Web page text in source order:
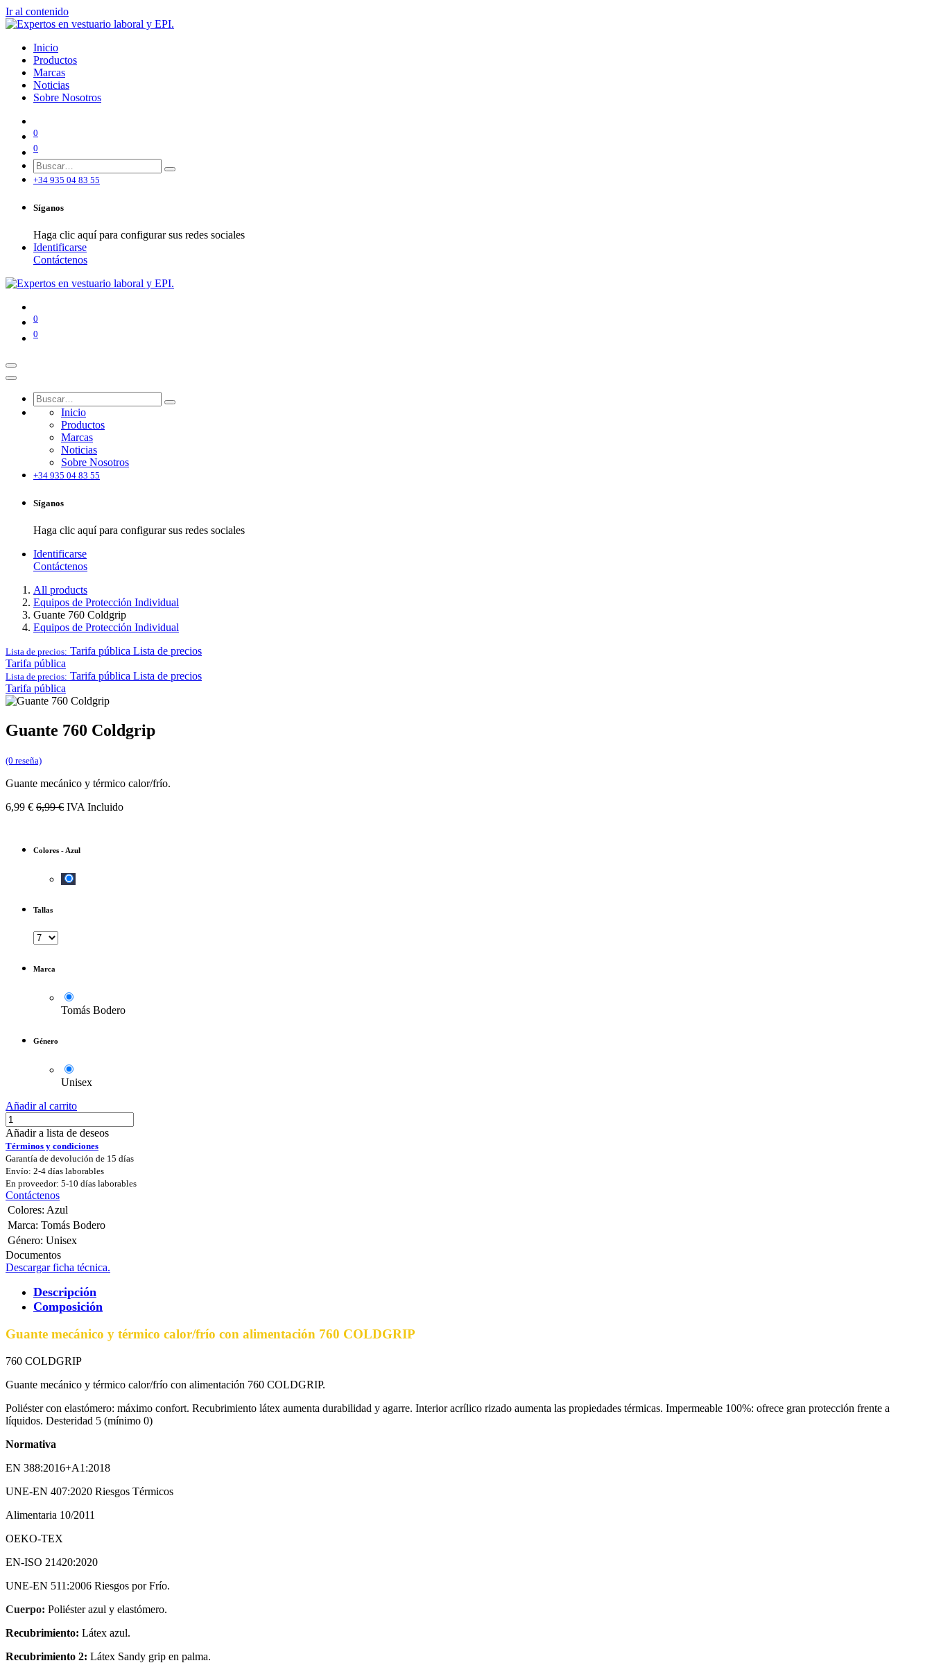
Ir al contenido
Inicio
Productos
Marcas
Noticias
Sobre Nosotros
0
0
+34 935 04 83 55
Síganos
Haga clic aquí para configurar sus redes sociales
Identificarse
Contáctenos
0
0
Inicio
Productos
Marcas
Noticias
Sobre Nosotros
+34 935 04 83 55
Síganos
Haga clic aquí para configurar sus redes sociales
Identificarse
Contáctenos
All products
Equipos de Protección Individual
Guante 760 Coldgrip
Equipos de Protección Individual
Lista de precios: Tarifa pública Lista de precios
Tarifa pública
Lista de precios: Tarifa pública Lista de precios
Tarifa pública
Guante 760 Coldgrip
(0 reseña)
Guante mecánico y térmico calor/frío.
6,99 € 6,99€ IVA Incluido
Colores - Azul
Tallas
Marca
Tomás Bodero
Género
Unisex
Añadir al carrito
Añadir a lista de deseos
Términos y condiciones
Garantía de devolución de 15 días
Envío: 2-4 días laborables
En proveedor: 5-10 días laborables
Contáctenos
Colores: Azul
Marca: Tomás Bodero
Género: Unisex
Documentos
Descargar ficha técnica.
Descripción
Composición
Guante mecánico y térmico calor/frío con alimentación 760 COLDGRIP
760 COLDGRIP
Guante mecánico y térmico calor/frío con alimentación 760 COLDGRIP.
Poliéster con elastómero: máximo confort. Recubrimiento látex aumenta durabilidad y agarre. Interior acrílico rizado aumenta las propiedades térmicas. Impermeable 100%: ofrece gran protección frente a
líquidos. Desteridad 5 (mínimo 0)
Normativa
EN 388:2016+A1:2018
UNE-EN 407:2020 Riesgos Térmicos
Alimentaria 10/2011
OEKO-TEX
EN-ISO 21420:2020
UNE-EN 511:2006 Riesgos por Frío.
Cuerpo: Poliéster azul y elastómero.
Recubrimiento: Látex azul.
Recubrimiento 2: Látex Sandy grip en palma.